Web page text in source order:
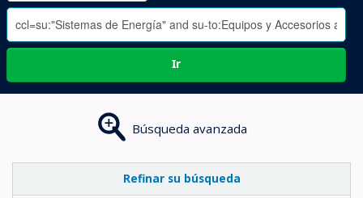
Ir
Búsqueda avanzada
Refinar su búsqueda